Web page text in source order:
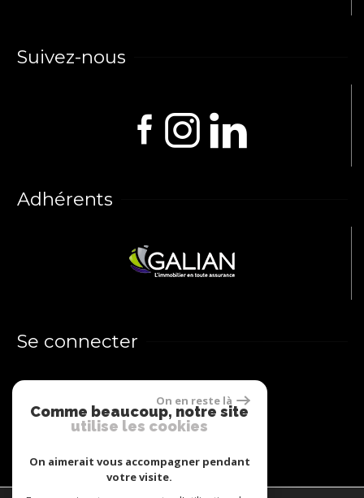
Suivez-nous
Adhérents
Se connecter
Espace propriétaires
On en reste là
Comme beaucoup, notre site
utilise les cookies
On aimerait vous accompagner pendant
votre visite.